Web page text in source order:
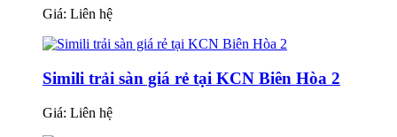
Giá: Liên hệ
Simili trải sàn giá rẻ tại KCN Biên Hòa 2
Giá: Liên hệ